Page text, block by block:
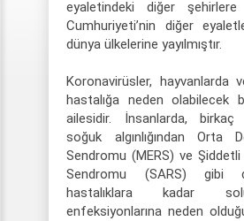
eyaletindeki diğer
Cumhuriyeti’nin diğer
dünya ülkelerine yayılmıştır.
Koronavirüsler, hayvanlarda
hastalığa neden olabilecek
ailesidir. İnsanlarda, birkaç
soğuk algınlığından Orta
Sendromu (MERS) ve
Sendromu (SARS) gibi
hastalıklara kadar
enfeksiyonlarına neden